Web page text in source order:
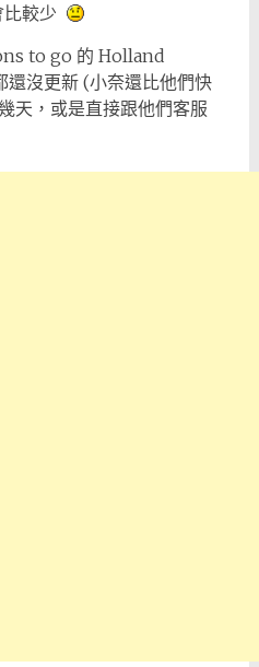
較少
to go 的 Holland
沒更新 (小奈還比他們快
天，或是直接跟他們客服